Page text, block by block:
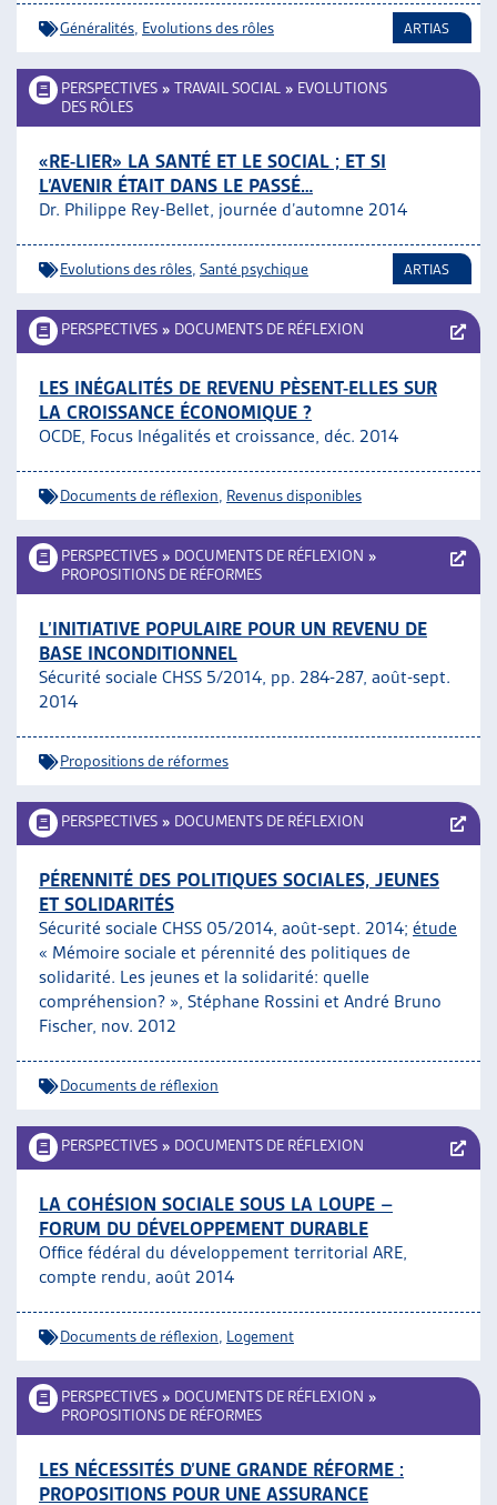
Généralités Evolutions des rôles ARTIAS
PERSPECTIVES » TRAVAIL SOCIAL » EVOLUTIONS
DES RÔLES
«RE-LIER» LA SANTÉ ET LE SOCIAL ; ET SI
L’AVENIR ÉTAIT DANS LE PASSÉ…
Dr. Philippe Rey-Bellet, journée d’automne 2014
Evolutions des rôles Santé psychique ARTIAS
PERSPECTIVES » DOCUMENTS DE RÉFLEXION
LES INÉGALITÉS DE REVENU PÈSENT-ELLES SUR
LA CROISSANCE ÉCONOMIQUE ?
OCDE, Focus Inégalités et croissance, déc. 2014
Documents de réflexion Revenus disponibles
PERSPECTIVES » DOCUMENTS DE RÉFLEXION »
PROPOSITIONS DE RÉFORMES
L’INITIATIVE POPULAIRE POUR UN REVENU DE
BASE INCONDITIONNEL
Sécurité sociale CHSS 5/2014, pp. 284-287, août-sept.
2014
Propositions de réformes
PERSPECTIVES » DOCUMENTS DE RÉFLEXION
PÉRENNITÉ DES POLITIQUES SOCIALES, JEUNES
ET SOLIDARITÉS
Sécurité sociale CHSS 05/2014, août-sept. 2014; étude
« Mémoire sociale et pérennité des politiques de
solidarité. Les jeunes et la solidarité: quelle
compréhension? », Stéphane Rossini et André Bruno
Fischer, nov. 2012
Documents de réflexion
PERSPECTIVES » DOCUMENTS DE RÉFLEXION
LA COHÉSION SOCIALE SOUS LA LOUPE –
FORUM DU DÉVELOPPEMENT DURABLE
Office fédéral du développement territorial ARE,
compte rendu, août 2014
Documents de réflexion Logement
PERSPECTIVES » DOCUMENTS DE RÉFLEXION »
PROPOSITIONS DE RÉFORMES
LES NÉCESSITÉS D’UNE GRANDE RÉFORME :
PROPOSITIONS POUR UNE ASSURANCE